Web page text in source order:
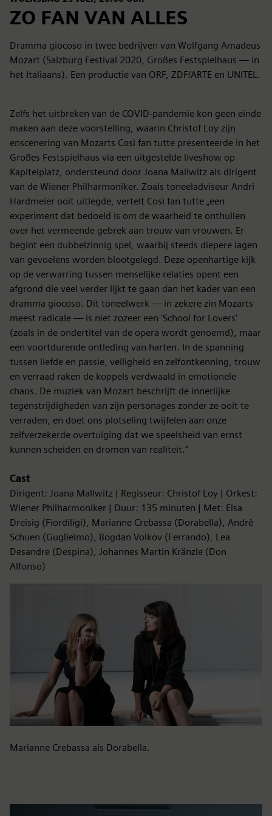
ZO FAN VAN ALLES
Dramma giocoso in twee bedrijven van Wolfgang Amadeus
Mozart (Salzburg Festival 2020, Großes Festspielhaus — in
het Italiaans). Een productie van ORF, ZDF/ARTE en UNITEL.
Zelfs het uitbreken van de COVID-pandemie kon geen einde
maken aan deze voorstelling, waarin Christof Loy zijn
enscenering van Mozarts Così fan tutte presenteerde in het
Großes Festspielhaus via een uitgestelde liveshow op
Kapitelplatz, ondersteund door Joana Mallwitz als dirigent
van de Wiener Philharmoniker. Zoals toneeladviseur Andri
Hardmeier ooit uitlegde, vertelt Così fan tutte „een
experiment dat bedoeld is om de waarheid te onthullen
over het vermeende gebrek aan trouw van vrouwen. Er
begint een dubbelzinnig spel, waarbij steeds diepere lagen
van gevoelens worden blootgelegd. Deze openhartige kijk
op de verwarring tussen menselijke relaties opent een
afgrond die veel verder lijkt te gaan dan het kader van een
dramma giocoso. Dit toneelwerk — in zekere zin Mozarts
meest radicale — is niet zozeer een 'School for Lovers'
(zoals in de ondertitel van de opera wordt genoemd), maar
een voortdurende ontleding van harten. In de spanning
tussen liefde en passie, veiligheid en zelfontkenning, trouw
en verraad raken de koppels verdwaald in emotionele
chaos. De muziek van Mozart beschrijft de innerlijke
tegenstrijdigheden van zijn personages zonder ze ooit te
verraden, en doet ons plotseling twijfelen aan onze
zelfverzekerde overtuiging dat we speelsheid van ernst
kunnen scheiden en dromen van realiteit.”
Cast
Dirigent: Joana Mallwitz | Regisseur: Christof Loy | Orkest:
Wiener Philharmoniker | Duur: 135 minuten | Met: Elsa
Dreisig (Fiordiligi), Marianne Crebassa (Dorabella), Andrè
Schuen (Guglielmo), Bogdan Volkov (Ferrando), Lea
Desandre (Despina), Johannes Martin Kränzle (Don
Alfonso)
Marianne Crebassa als Dorabella.